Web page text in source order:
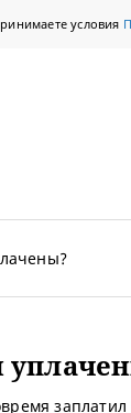
условия
заплатил